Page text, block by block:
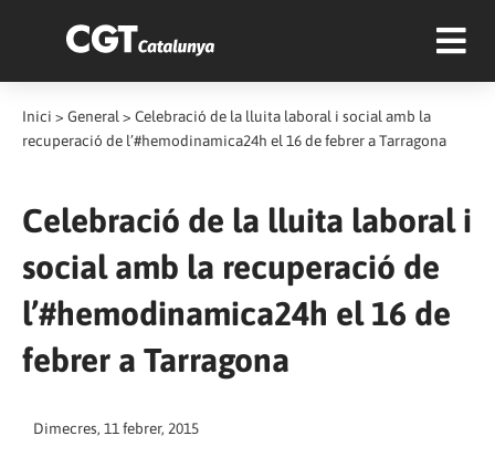
Inici > General > Celebració de la lluita laboral i social amb la
recuperació de l’#hemodinamica24h el 16 de febrer a Tarragona
Celebració de la lluita laboral i
social amb la recuperació de
l’#hemodinamica24h el 16 de
febrer a Tarragona
Dimecres, 11 febrer, 2015